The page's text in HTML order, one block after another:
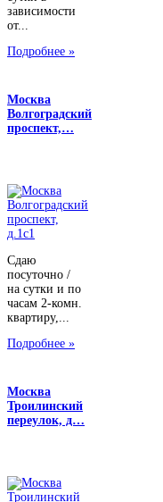
зависимости
от...
Подробнее »
Москва
Волгоградский
проспект,…
Сдаю
посуточно /
на сутки и по
часам 2-комн.
квартиру,...
Подробнее »
Москва
Троилинский
переулок, д…